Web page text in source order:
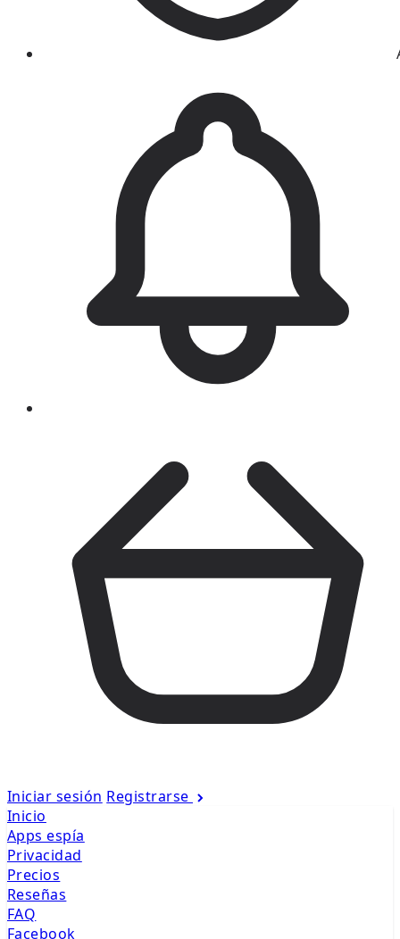
Iniciar sesión Registrarse
Inicio
Apps espía
Privacidad
Precios
Reseñas
FAQ
Facebook